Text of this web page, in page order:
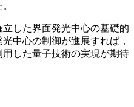
した界面発光中心の基礎的
中心の制御が進展すれば，
した量子技術の実現が期待